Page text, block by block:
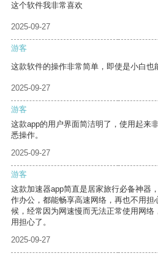
这个软件我非常喜欢
2025-09-27
游客
这款软件的操作非常简单，即使是小白也
2025-09-27
游客
这款app的用户界面简洁明了，使用起来
悉操作。
2025-09-27
游客
这款加速器app简直是居家旅行必备神器
作办公，都能畅享高速网络，再也不用
候，经常因为网速慢而无法正常使用网络
用担心了。
2025-09-27